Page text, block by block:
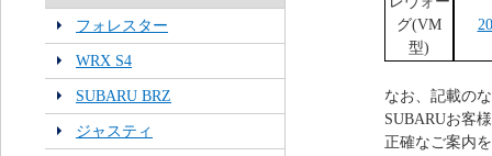
フォレスター
WRX S4
SUBARU BRZ
ジャスティ
グ(VM
型)
なお、記載の
SUBARUお客
正確なご案内